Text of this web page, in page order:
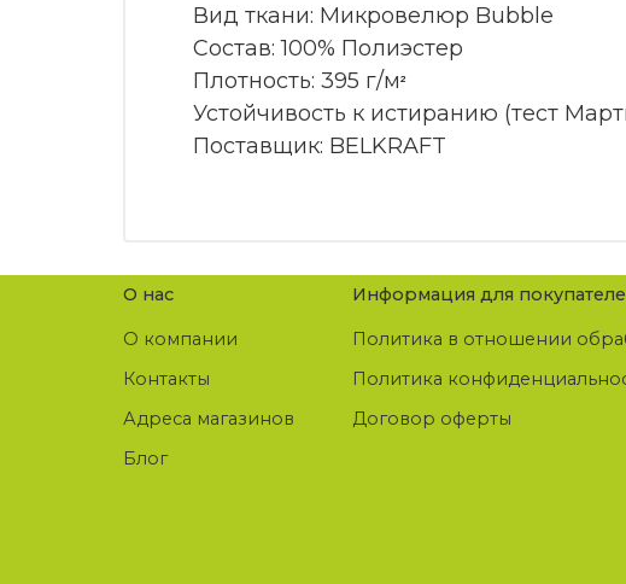
Вид ткани: Микровелюр Bubble
Состав: 100% Полиэстер
Плотность: 395 г/м²
Устойчивость к истиранию (тест
Поставщик: BELKRAFT
О нас
О компании
Контакты
Адреса магазинов
Блог
Информация для
Политика в отношении
Политика
Договор оферты